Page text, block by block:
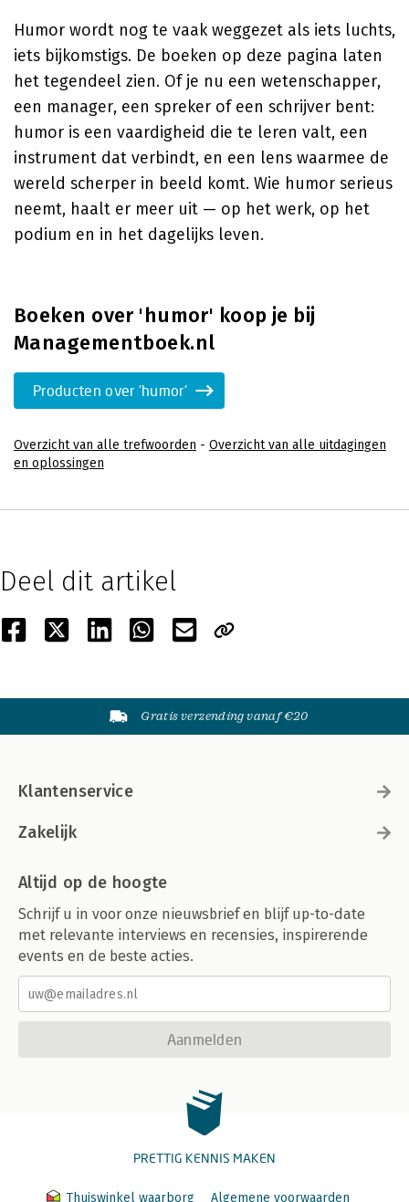
Humor wordt nog te vaak weggezet als iets luchts,
iets bijkomstigs. De boeken op deze pagina laten
het tegendeel zien. Of je nu een wetenschapper,
een manager, een spreker of een schrijver bent:
humor is een vaardigheid die te leren valt, een
instrument dat verbindt, en een lens waarmee de
wereld scherper in beeld komt. Wie humor serieus
neemt, haalt er meer uit — op het werk, op het
podium en in het dagelijks leven.
Boeken over 'humor' koop je bij
Managementboek.nl
Producten over 'humor'
Overzicht van alle trefwoorden - Overzicht van alle uitdagingen
en oplossingen
Deel dit artikel
Gratis verzending vanaf €20
Klantenservice
Zakelijk
Altijd op de hoogte
Schrijf u in voor onze nieuwsbrief en blijf up-to-date
met relevante interviews en recensies, inspirerende
events en de beste acties.
Aanmelden
PRETTIG KENNIS MAKEN
Thuiswinkel waarborg Algemene voorwaarden